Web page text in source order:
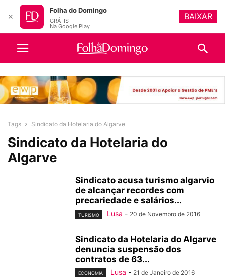
Tags Sindicato da Hotelaria do Algarve
Sindicato da Hotelaria do
Algarve
Sindicato acusa turismo algarvio
de alcançar recordes com
precariedade e salários...
TURISMO Lusa - 20 de Novembro de 2016
Sindicato da Hotelaria do Algarve
denuncia suspensão dos
contratos de 63...
ECONOMIA Lusa - 21 de Janeiro de 2016
✕
Folha do Domingo
GRÁTIS
Na Google Play
BAIXAR